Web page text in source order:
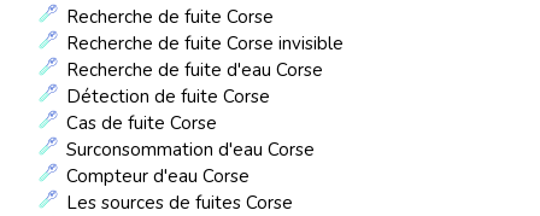
Recherche de fuite Corse
Recherche de fuite Corse invisible
Recherche de fuite d'eau Corse
Détection de fuite Corse
Cas de fuite Corse
Surconsommation d'eau Corse
Compteur d'eau Corse
Les sources de fuites Corse